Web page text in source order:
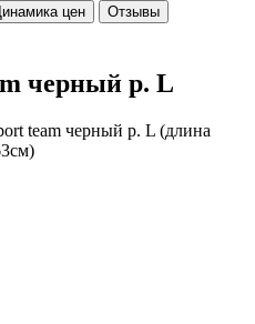
цен
Отзывы
черный р. L
team черный р. L (длина